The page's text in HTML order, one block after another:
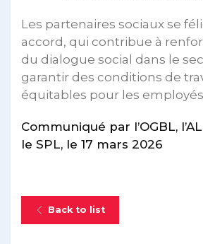
Les partenaires sociaux se
accord, qui contribue à
du dialogue social dans le
garantir des conditions de
équitables pour les
Communiqué par l’OGBL,
le SPL, le 17 mars 2026
Back to list